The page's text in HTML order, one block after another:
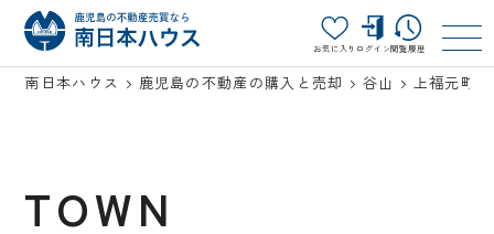
お気に入り ログイン閲覧履歴
南日本ハウス 鹿児島の不動産の購入と売却 谷山 上福元町
TOWN